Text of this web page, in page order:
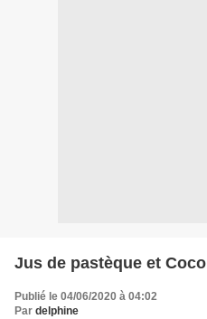
Jus de pastèque et Coco
Publié le 04/06/2020 à 04:02
Par delphine